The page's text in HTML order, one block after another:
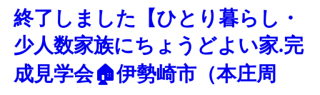
終了しました【ひとり暮らし・
少人数家族にちょうどよい家.完
成見学会🏠伊勢崎市（本庄周